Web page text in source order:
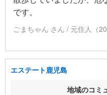
です。
ごまちゃん さん / 元住人（
エステート鹿児島
地域のコミ